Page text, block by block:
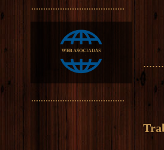
.......................................
.......................................